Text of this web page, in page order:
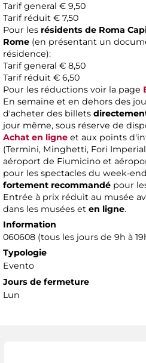
Tarif general € 9,50
Tarif réduit € 7,50
Pour les résidents de Roma
Rome (en présentant un
résidence):
Tarif general € 8,50
Tarif réduit € 6,50
Pour les réductions voir la page
En semaine et en dehors des
d'acheter des billets
jour même, sous réserve de
Achat en ligne et aux points
(Termini, Minghetti, Fori
aéroport de Fiumicino et
pour les spectacles du week-
fortement recommandé pour
Entrée à prix réduit au musée
dans les musées et en ligne.
Information
060608 (tous les jours de 9h à
Typologie
Evento
Jours de fermeture
Lun